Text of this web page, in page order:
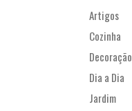
Artigos
Cozinha
Decoração
Dia a Dia
Jardim